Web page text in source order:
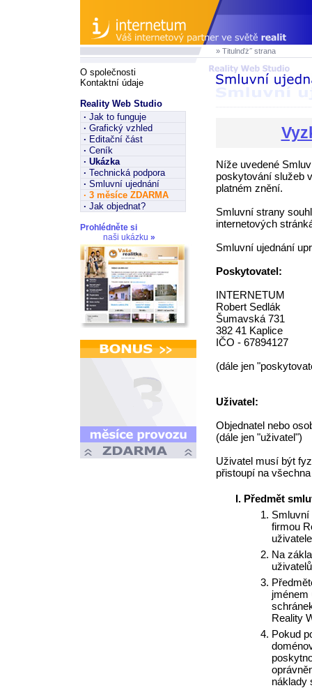
» Titulnďż˝ strana
O společnosti
Kontaktní údaje
Reality Web Studio
· Jak to funguje
· Grafický vzhled
· Editační část
· Ceník
· Ukázka
· Technická podpora
· Smluvní ujednání
· 3 měsíce ZDARMA
· Jak objednat?
Prohlédněte si
naši ukázku »
Níže uvedené
poskytování služeb
platném znění.
Smluvní strany
internetových
Smluvní ujednání
Poskytovatel:
INTERNETUM
Robert Sedlák
Šumavská 731
382 41 Kaplice
IČO - 67894127
(dále jen
Uživatel:
Objednatel nebo
(dále jen "uživatel")
Uživatel musí být
přistoupí na
Předmět
Smluvní
firmou
Na
jménem
Reality
Pokud
náklady